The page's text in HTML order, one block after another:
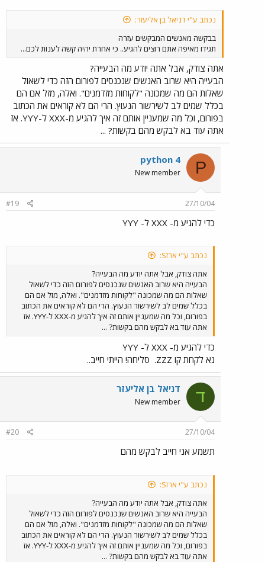
נכתב ע"י דניאל בן אליעזר:
בבקשה מאנשים המבקשים עזרה
תגידו מאיפה אתם רוצים להגיע.. כי אחרת יהיה קשה לענות לכם...
אתה צודק, אבל אתה יודע מה הבעייה?
הבעייה היא שרוב האנשים שנכנסים לפורום הזה כדי לשאול
שאלות הם מה שמכונה "לקוחות מזדמנים". ואלה, מזל אם הם
בכלל שמים לב לשירשור הנעוץ. הרי הם לא קוראים את הכתוב
בפורום, וכל מה שמעניין אותם זה איך להגיע מ-XXX ל-YYY. אז
אתה עוד בא לבקש מהם בקשות? ...
P
python 4
New member
27/10/04
#19
כדי להגיע מ- XXX ל- YYY
נכתב ע"י ארזS:
אתה צודק, אבל אתה יודע מה הבעייה?
הבעייה היא שרוב האנשים שנכנסים לפורום הזה כדי לשאול
שאלות הם מה שמכונה "לקוחות מזדמנים". ואלה, מזל אם הם
בכלל שמים לב לשירשור הנעוץ. הרי הם לא קוראים את הכתוב
בפורום, וכל מה שמעניין אותם זה איך להגיע מ-XXX ל-YYY. אז
אתה עוד בא לבקש מהם בקשות? ...
כדי להגיע מ- XXX ל- YYY
נא לקחת קו ZZZ.
סליחה! הייתי חייב..
ד דניאל בן אליעזר
New member
27/10/04
#20
תשמע אני חייב לבקש מהם
נכתב ע"י ארזS:
אתה צודק, אבל אתה יודע מה הבעייה?
הבעייה היא שרוב האנשים שנכנסים לפורום הזה כדי לשאול
שאלות הם מה שמכונה "לקוחות מזדמנים". ואלה, מזל אם הם
בכלל שמים לב לשירשור הנעוץ. הרי הם לא קוראים את הכתוב
בפורום, וכל מה שמעניין אותם זה איך להגיע מ-XXX ל-YYY. אז
אתה עוד בא לבקש מהם בקשות? ...